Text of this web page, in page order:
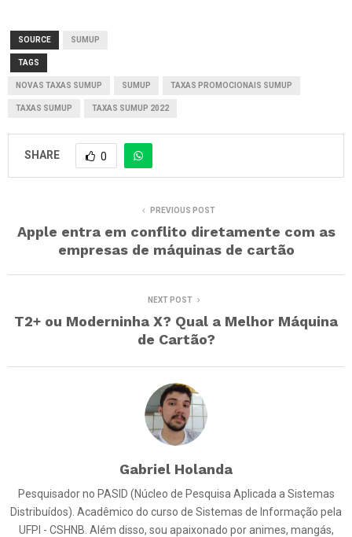
SOURCE SUMUP
TAGS
NOVAS TAXAS SUMUP SUMUP TAXAS PROMOCIONAIS SUMUP
TAXAS SUMUP TAXAS SUMUP 2022
SHARE 0
PREVIOUS POST
Apple entra em conflito diretamente com as
empresas de máquinas de cartão
NEXT POST
T2+ ou Moderninha X? Qual a Melhor Máquina
de Cartão?
Gabriel Holanda
Pesquisador no PASID (Núcleo de Pesquisa Aplicada a Sistemas
Distribuídos). Acadêmico do curso de Sistemas de Informação pela
UFPI - CSHNB. Além disso, sou apaixonado por animes, mangás,